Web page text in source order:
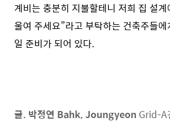
계비는 충분히 지불할테니 저희 집 설
울여 주세요”라고 부탁하는 건축주들
일 준비가 되어 있다.
글. 박정연 Bahk, Joungyeon Grid-A